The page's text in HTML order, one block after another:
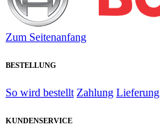
Zum Seitenanfang
BESTELLUNG
So wird bestellt Zahlung Lieferung
KUNDENSERVICE